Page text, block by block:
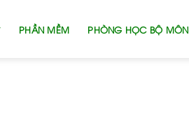
PHẦN MỀM PHÒNG HỌC BỘ MÔN